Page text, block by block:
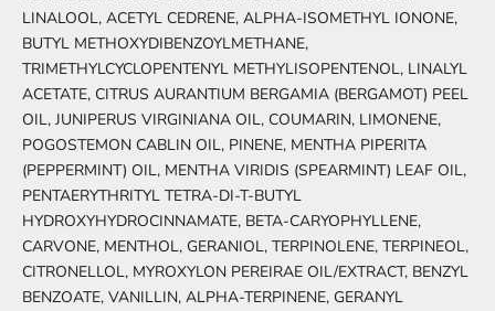
LINALOOL, ACETYL CEDRENE, ALPHA-ISOMETHYL IONONE,
BUTYL METHOXYDIBENZOYLMETHANE,
TRIMETHYLCYCLOPENTENYL METHYLISOPENTENOL, LINALYL
ACETATE, CITRUS AURANTIUM BERGAMIA (BERGAMOT) PEEL
OIL, JUNIPERUS VIRGINIANA OIL, COUMARIN, LIMONENE,
POGOSTEMON CABLIN OIL, PINENE, MENTHA PIPERITA
(PEPPERMINT) OIL, MENTHA VIRIDIS (SPEARMINT) LEAF OIL,
PENTAERYTHRITYL TETRA-DI-T-BUTYL
HYDROXYHYDROCINNAMATE, BETA-CARYOPHYLLENE,
CARVONE, MENTHOL, GERANIOL, TERPINOLENE, TERPINEOL,
CITRONELLOL, MYROXYLON PEREIRAE OIL/EXTRACT, BENZYL
BENZOATE, VANILLIN, ALPHA-TERPINENE, GERANYL